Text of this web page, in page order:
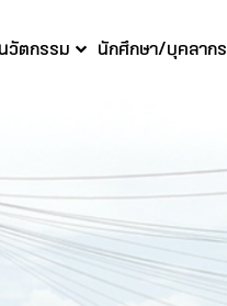
วัตกรรม นักศึกษา/บุคลากร